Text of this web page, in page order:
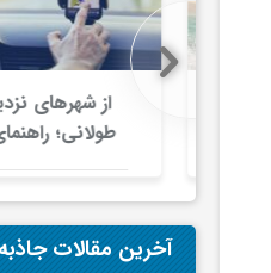
از شهرهای
طولانی؛
در
آخرین مقالات